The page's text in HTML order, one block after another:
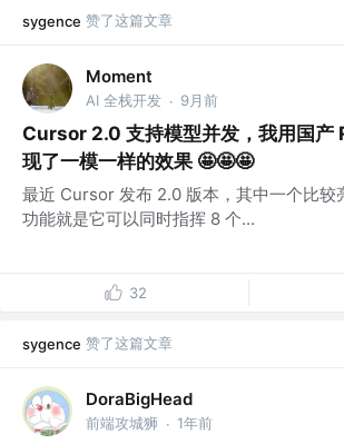
sygence 赞了这篇文章
Moment
AI 全栈开发 · 9月前
Cursor 2.0 支持模型并发，我用国产
现了一模一样的效果 🤩🤩🤩
最近 Cursor 发布 2.0 版本，其中一个比较
功能就是它可以同时指挥 8 个...
32
sygence 赞了这篇文章
DoraBigHead
前端攻城狮 · 1年前